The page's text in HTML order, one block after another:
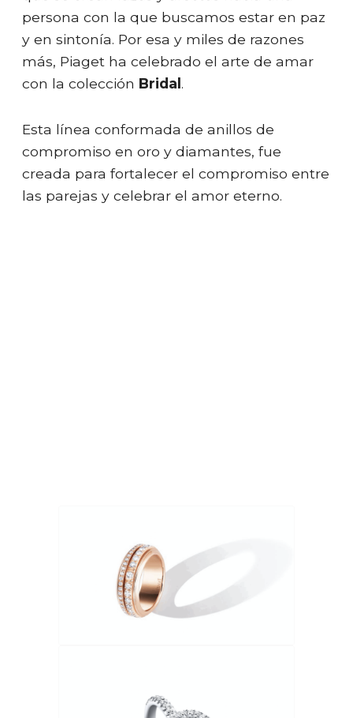
persona con la que buscamos estar en paz
y en sintonía. Por esa y miles de razones
más, Piaget ha celebrado el arte de amar
con la colección Bridal .
Esta línea conformada de anillos de
compromiso en oro y diamantes, fue
creada para fortalecer el compromiso entre
las parejas y celebrar el amor eterno.